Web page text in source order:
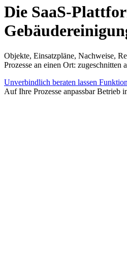
Die SaaS-
Objekte, Einsatzpläne, Nachweise,
Prozesse an einen Ort:
Unverbindlich beraten lassen
Auf Ihre Prozesse anpassbar Betrieb